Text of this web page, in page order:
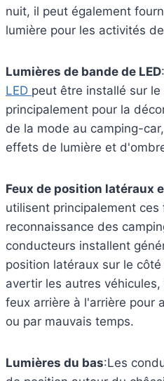
nuit, il peut également
lumière pour les activités
Lumières de bande de LED:
LED peut être installé sur
principalement pour la
de la mode au camping-
effets de lumière et
Feux de position latéraux
utilisent principalement ces
reconnaissance des
conducteurs installent
position latéraux sur le
avertir les autres
feux arrière à l'arrière pour
ou par mauvais temps.
Lumières du bas:Les